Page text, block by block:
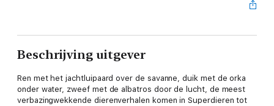
Beschrijving uitgever
Ren met het jachtluipaard over de savanne, duik met de orka
onder water, zweef met de albatros door de lucht, de meest
verbazingwekkende dierenverhalen komen in Superdieren tot